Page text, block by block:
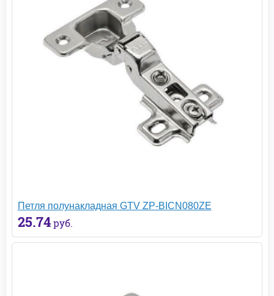
Петля полунакладная GTV ZP-BICN080ZE
25.74 руб.